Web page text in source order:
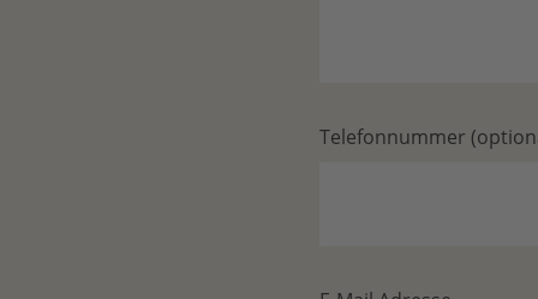
Telefonnummer